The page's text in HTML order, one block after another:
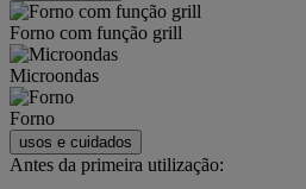
Forno com função grill
Microondas
Forno
usos e cuidados
Antes da primeira utilização: